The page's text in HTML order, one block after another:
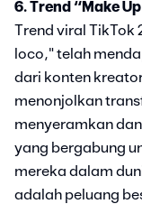
6. Trend “Make
Trend viral TikTok
loco," telah
dari konten
menonjolkan
menyeramkan
yang bergabung
mereka dalam
adalah peluang